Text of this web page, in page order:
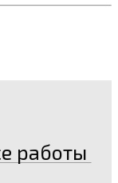
работы